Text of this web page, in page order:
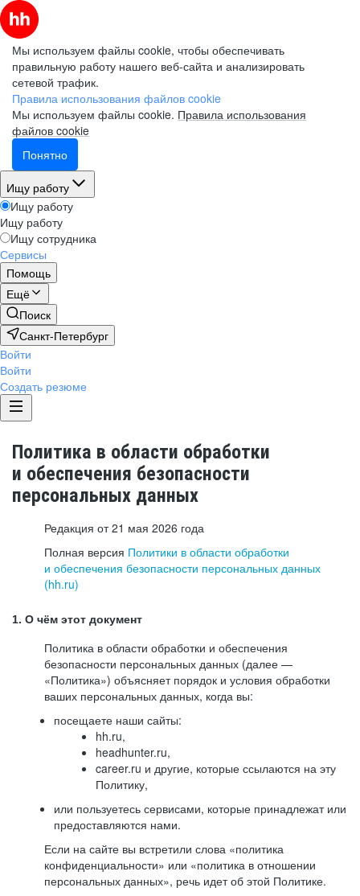
Мы используем файлы cookie, чтобы обеспечивать
правильную работу нашего веб-сайта и анализировать
сетевой трафик.
Правила использования файлов cookie
Мы используем файлы cookie. Правила использования
файлов cookie
Понятно
Ищу работу
Ищу работу
Ищу работу
Ищу сотрудника
Сервисы
Помощь
Ещё
Поиск
Санкт-Петербург
Войти
Войти
Создать резюме
Политика в области обработки
и обеспечения безопасности
персональных данных
Редакция от 21 мая 2026 года
Полная версия Политики в области обработки
и обеспечения безопасности персональных данных
(hh.ru)
1. О чём этот документ
Политика в области обработки и обеспечения
безопасности персональных данных (далее —
«Политика») объясняет порядок и условия обработки
ваших персональных данных, когда вы:
посещаете наши сайты:
hh.ru,
headhunter.ru,
career.ru и другие, которые ссылаются на эту
Политику,
или пользуетесь сервисами, которые принадлежат или
предоставляются нами.
Если на сайте вы встретили слова «политика
конфиденциальности» или «политика в отношении
персональных данных», речь идет об этой Политике.